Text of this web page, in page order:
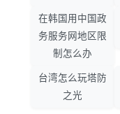
在韩国用中国政
务服务网地区限
制怎么办
台湾怎么玩塔防
之光